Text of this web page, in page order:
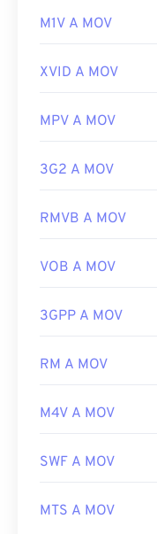
M1V A MOV
XVID A MOV
MPV A MOV
3G2 A MOV
RMVB A MOV
VOB A MOV
3GPP A MOV
RM A MOV
M4V A MOV
SWF A MOV
MTS A MOV